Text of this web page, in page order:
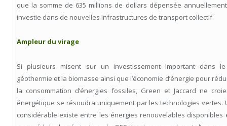
que la somme de 635 millions de dollars dépensée
investie dans de nouvelles infrastructures de transport collectif.
Ampleur du virage
Si plusieurs misent sur un investissement important dans
géothermie et la biomasse ainsi que l’économie d’énergie pour
la consommation d’énergies fossiles, Green et Jaccard ne
énergétique se résoudra uniquement par les technologies vertes.
considérable existe entre les énergies renouvelables disponibles